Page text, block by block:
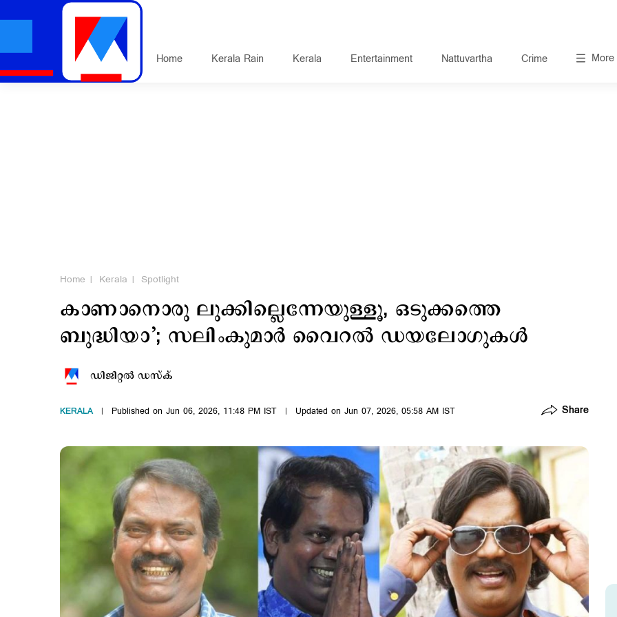
Home Kerala Rain Kerala Entertainment Nattuvartha Crime More
Home Kerala Spotlight
കാണാനൊരു ലുക്കില്ലെന്നേയുള്ളൂ, ഒടുക്കത്തെ
ബുദ്ധിയാ’; സലിംകുമാർ വൈറല്‍ ഡയലോഗുകൾ
ഡിജിറ്റല്‍ ഡസ്ക്
KERALA Published on Jun 06, 2026, 11:48 PM IST Updated on Jun 07, 2026, 05:58 AM IST Share